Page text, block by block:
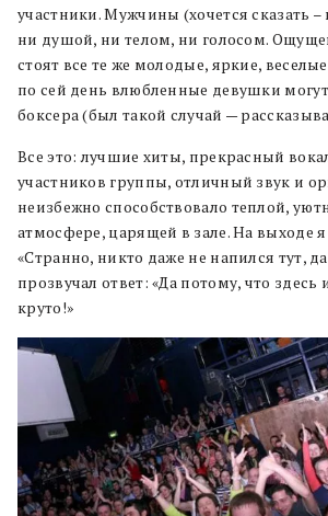
участники. Мужчины (хочется сказать
ни душой, ни телом, ни голосом.
стоят все те же молодые, яркие,
по сей день влюбленные девушки
боксера (был такой случай —
Все это: лучшие хиты, прекрасный
участников группы, отличный звук и
неизбежно способствовало теплой,
атмосфере, царящей в зале. На выходе
«Странно, никто даже не напился тут,
прозвучал ответ: «Да потому, что здесь
круто!»